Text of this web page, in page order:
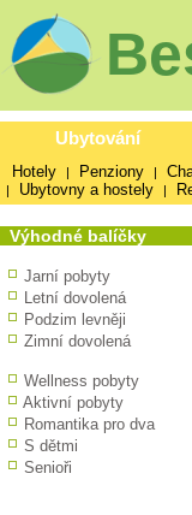
Ubytování
Hotely | Penziony |
| Ubytovny a hostely |
Výhodné balíčky
Jarní pobyty
Letní dovolená
Podzim levněji
Zimní dovolená
Wellness pobyty
Aktivní pobyty
Romantika pro dva
S dětmi
Senioři